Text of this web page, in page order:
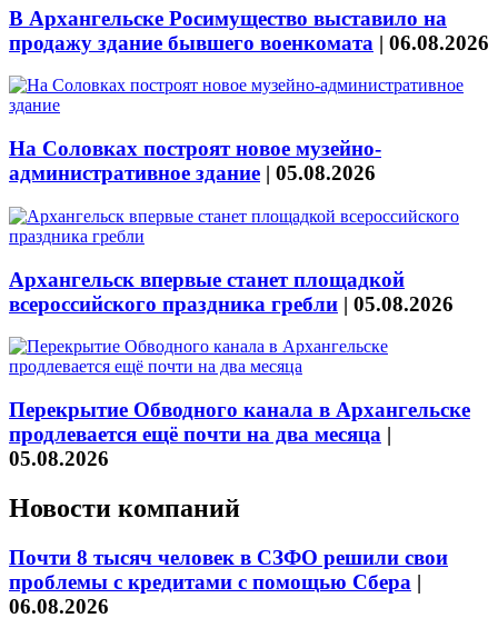
В Архангельске Росимущество выставило на
продажу здание бывшего военкомата | 06.08.2026
На Соловках построят новое музейно-
административное здание | 05.08.2026
Архангельск впервые станет площадкой
всероссийского праздника гребли | 05.08.2026
Перекрытие Обводного канала в Архангельске
продлевается ещё почти на два месяца |
05.08.2026
Новости компаний
Почти 8 тысяч человек в СЗФО решили свои
проблемы с кредитами с помощью Сбера |
06.08.2026